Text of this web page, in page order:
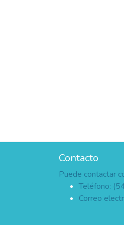
Contacto
Puede contactar
Teléfono:
Correo